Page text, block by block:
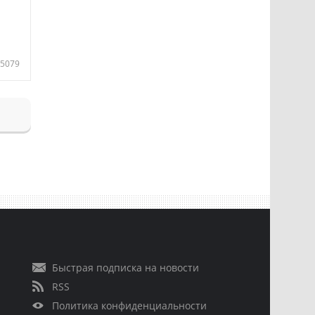
5079
Быстрая подписка на новости
RSS
Политика конфиденциальности